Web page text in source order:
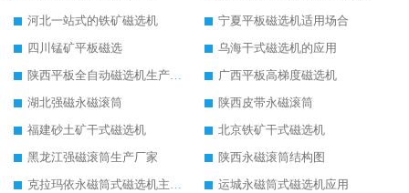
河北一站式的铁矿磁选机
宁夏平板磁选机适用场合
四川锰矿平板磁选
乌海干式磁选机的应用
陕西平板全自动磁选机生产厂家
广西平板高梯度磁选机
湖北强磁永磁滚筒
陕西皮带永磁滚筒
福建砂土矿干式磁选机
北京铁矿干式磁选机
黑龙江强磁滚筒生产厂家
陕西永磁滚筒结构图
克拉玛依永磁筒式磁选机主要技术参数
运城永磁筒式磁选机应用